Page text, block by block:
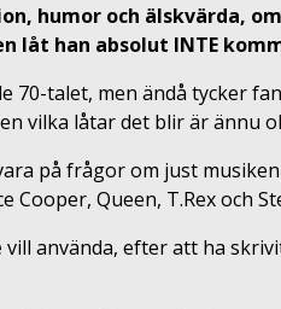
humor och älskvärda,
låt han absolut INTE
talet, men ändå tycker
vilka låtar det blir är ännu
på frågor om just
Queen, T.Rex och
använda, efter att ha